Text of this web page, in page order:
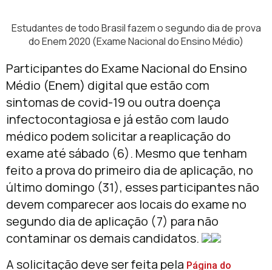
Estudantes de todo Brasil fazem o segundo dia de prova
do Enem 2020 (Exame Nacional do Ensino Médio)
Participantes do Exame Nacional do Ensino
Médio (Enem) digital que estão com
sintomas de covid-19 ou outra doença
infectocontagiosa e já estão com laudo
médico podem solicitar a reaplicação do
exame até sábado (6). Mesmo que tenham
feito a prova do primeiro dia de aplicação, no
último domingo (31), esses participantes não
devem comparecer aos locais do exame no
segundo dia de aplicação (7) para não
contaminar os demais candidatos.
A solicitação deve ser feita pela Página do